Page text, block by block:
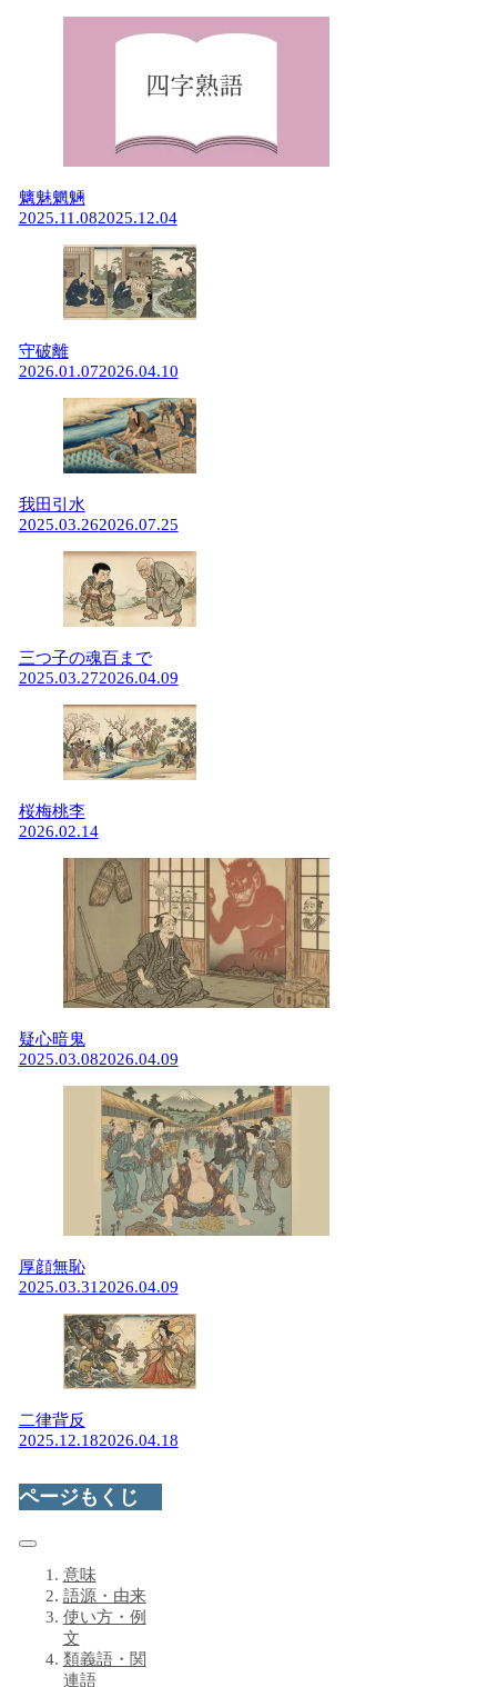
魑魅魍魎
2025.11.082025.12.04
守破離
2026.01.072026.04.10
我田引水
2025.03.262026.07.25
三つ子の魂百まで
2025.03.272026.04.09
桜梅桃李
2026.02.14
疑心暗鬼
2025.03.082026.04.09
厚顔無恥
2025.03.31 2026.04.09
二律背反
2025.12.182026.04.18
ページもくじ
意味
語源・由来
使い方・例
文
類義語・関
連語